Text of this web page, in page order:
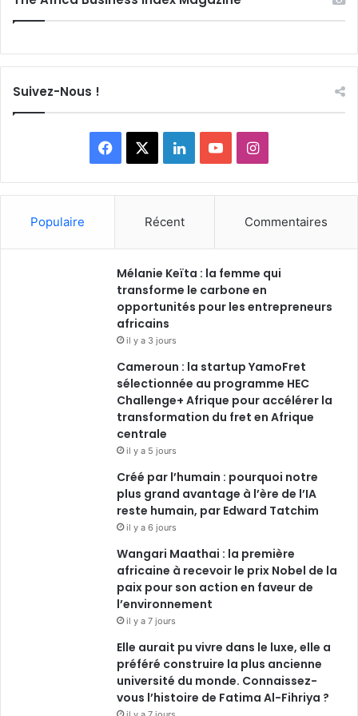
Suivez-Nous !
Facebook LinkedinYouTubeInstagram
Populaire Récent Commentaires
Mélanie Keïta : la femme qui
transforme le carbone en
opportunités pour les entrepreneurs
africains
il y a 3 jours
Cameroun : la startup YamoFret
sélectionnée au programme HEC
Challenge+ Afrique pour accélérer la
transformation du fret en Afrique
centrale
il y a 5 jours
Créé par l’humain : pourquoi notre
plus grand avantage à l’ère de l’IA
reste humain, par Edward Tatchim
il y a 6 jours
Wangari Maathai : la première
africaine à recevoir le prix Nobel de la
paix pour son action en faveur de
l’environnement
il y a 7 jours
Elle aurait pu vivre dans le luxe, elle a
préféré construire la plus ancienne
université du monde. Connaissez-
vous l’histoire de Fatima Al-Fihriya ?